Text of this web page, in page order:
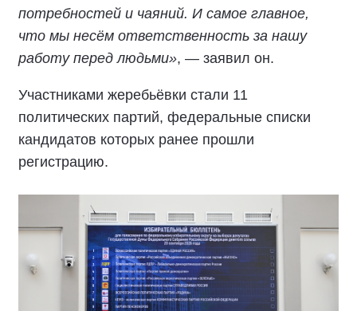
потребностей и чаяний. И самое главное,
что мы несём ответственность за нашу
работу перед людьми», — заявил он.
Участниками жеребьёвки стали 11
политических партий, федеральные списки
кандидатов которых ранее прошли
регистрацию.